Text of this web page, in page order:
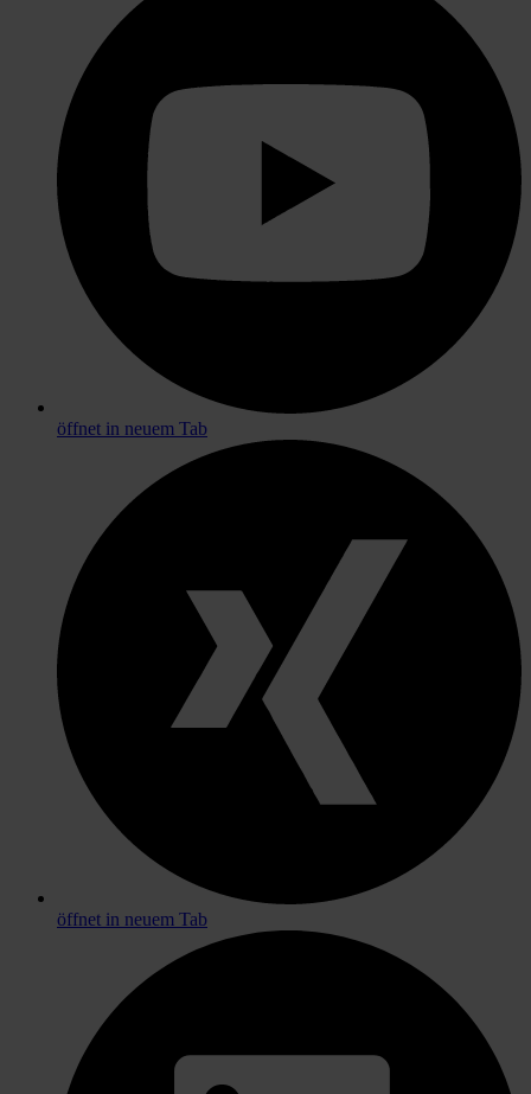
öffnet in neuem Tab
öffnet in neuem Tab